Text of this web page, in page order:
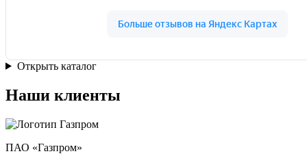
Открыть каталог
Наши клиенты
ПАО «Газпром»